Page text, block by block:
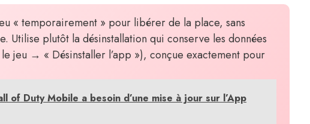
« temporairement » pour libérer de la place, sans
Utilise plutôt la désinstallation qui conserve les données
jeu → « Désinstaller l’app »), conçue exactement pour
of Duty Mobile a besoin d’une mise à jour sur l’App